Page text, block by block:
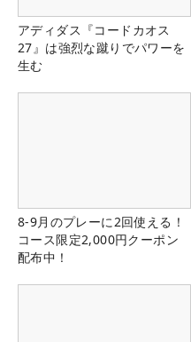
アディダス『コードカオス
27』は強烈な蹴りでパワーを
生む
8-9月のプレーに2回使える！
コース限定2,000円クーポン
配布中！